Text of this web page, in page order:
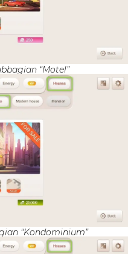
“Motel”
“Kondominium”